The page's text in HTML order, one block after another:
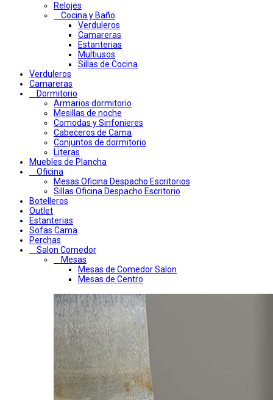
Relojes
Cocina y Baño
Verduleros
Camareras
Estanterias
Multiusos
Sillas de Cocina
Verduleros
Camareras
Dormitorio
Armarios dormitorio
Mesillas de noche
Comodas y Sinfonieres
Cabeceros de Cama
Conjuntos de dormitorio
Literas
Muebles de Plancha
Oficina
Mesas Oficina Despacho Escritorios
Sillas Oficina Despacho Escritorio
Botelleros
Outlet
Estanterias
Sofas Cama
Perchas
Salon Comedor
Mesas
Mesas de Comedor Salon
Mesas de Centro